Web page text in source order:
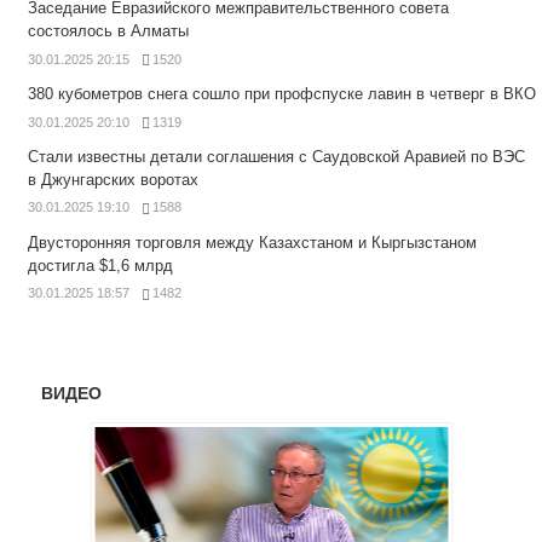
Заседание Евразийского межправительственного совета
состоялось в Алматы
30.01.2025 20:15 1520
380 кубометров снега сошло при профспуске лавин в четверг в ВКО
30.01.2025 20:10 1319
Стали известны детали соглашения с Саудовской Аравией по ВЭС
в Джунгарских воротах
30.01.2025 19:10 1588
Двусторонняя торговля между Казахстаном и Кыргызстаном
достигла $1,6 млрд
30.01.2025 18:57 1482
ВИДЕО